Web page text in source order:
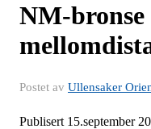
NM-
Postet av Ullensaker
Publisert 15.september